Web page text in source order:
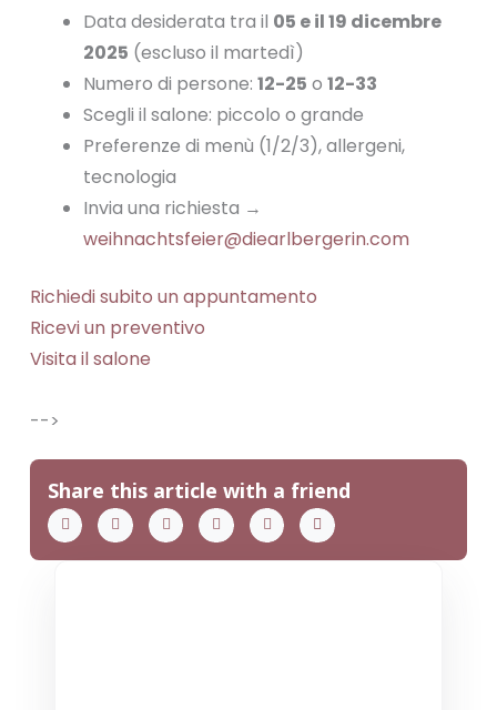
Data desiderata tra il 05 e il 19 dicembre
2025 (escluso il martedì)
Numero di persone: 12-25 o 12-33
Scegli il salone: piccolo o grande
Preferenze di menù (1/2/3), allergeni,
tecnologia
Invia una richiesta →
weihnachtsfeier@diearlbergerin.com
Richiedi subito un appuntamento
Ricevi un preventivo
Visita il salone
-->
Share this article with a friend